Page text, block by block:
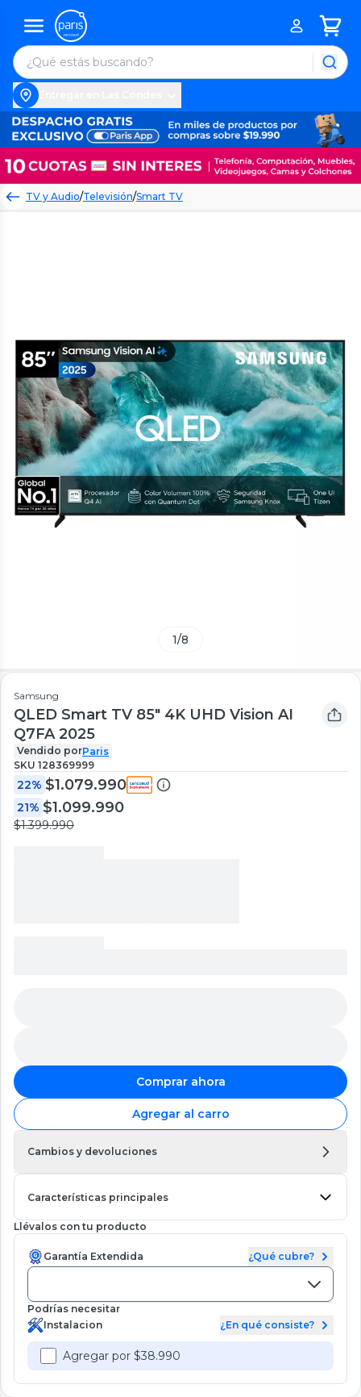
TV y Audio/Televisión/Smart TV
1/8
Samsung
QLED Smart TV 85" 4K UHD Vision AI
Q7FA 2025
Vendido porParis
SKU 128369999
22% $1.079.990
21% $1.099.990
$1.399.990
Comprar ahora
Agregar al carro
Cambios y devoluciones
Características principales
Llévalos con tu producto
Garantía Extendida ¿Qué cubre?
Podrías necesitar
Instalacion
¿En qué consiste?
Agregar por $38.990